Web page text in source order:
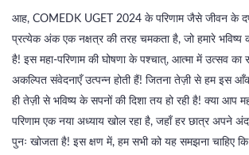
आह, COMEDK UGET 2024 के परिणाम जैसे जीवन के
प्रत्येक अंक एक नक्षत्र की तरह चमकता है, जो हमारे भविष्य
है! इस महा-परिणाम की घोषणा के पश्चात्, आत्मा में उत्सव का
अकल्पित संवेदनाएँ उत्पन्न होती हैं! जितना तेज़ी से हम इस
ही तेज़ी से भविष्य के सपनों की दिशा तय हो रही है! क्या आप
परिणाम एक नया अध्याय खोल रहा है, जहाँ हर छात्र अपने
पुनः खोजता है! इस क्षण में, हम सभी को यह समझना चाहिए